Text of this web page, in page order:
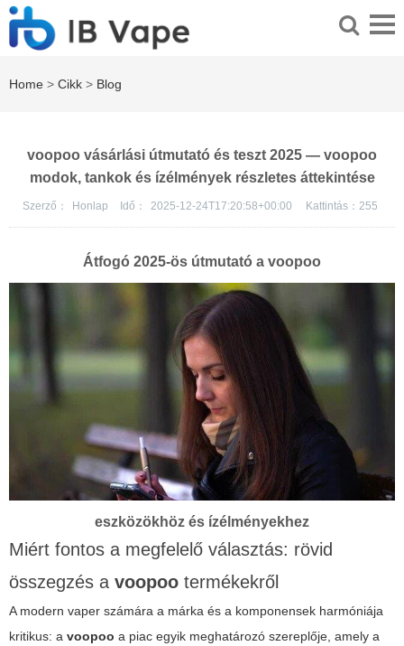
Home > Cikk > Blog
voopoo vásárlási útmutató és teszt 2025 — voopoo
modok, tankok és ízélmények részletes áttekintése
Szerző： Honlap Idő： 2025-12-24T17:20:58+00:00 Kattintás： 255
Átfogó 2025-ös útmutató a voopoo
eszközökhöz és ízélményekhez
Miért fontos a megfelelő választás: rövid
összegzés a voopoo termékekről
A modern vaper számára a márka és a komponensek harmóniája
kritikus: a voopoo a piac egyik meghatározó szereplője, amely a